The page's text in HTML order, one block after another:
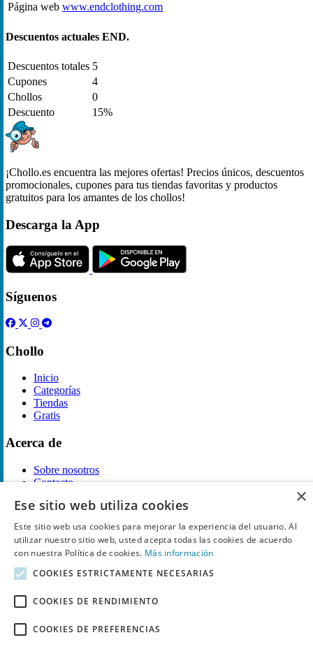
Página web www.endclothing.com
Descuentos actuales END.
Descuentos totales 5
Cupones
4
Chollos
0
Descuento
15%
¡Chollo.es encuentra las mejores ofertas! Precios únicos, descuentos
promocionales, cupones para tus tiendas favoritas y productos
gratuitos para los amantes de los chollos!
Descarga la App
Síguenos
Chollo
Inicio
Categorías
Tiendas
Gratis
Acerca de
Sobre nosotros
Contacto
Información legal
Privacidad
Términos y condiciones
Aviso y eliminación
Derechos de autor ©
reservados.
×
Ese sitio web utiliza cookies
Este sitio web usa cookies para mejorar la experiencia del usuario. Al
utilizar nuestro sitio web, usted acepta todas las cookies de acuerdo
con nuestra Política de cookies. Más información
COOKIES ESTRICTAMENTE NECESARIAS
COOKIES DE RENDIMIENTO
COOKIES DE PREFERENCIAS